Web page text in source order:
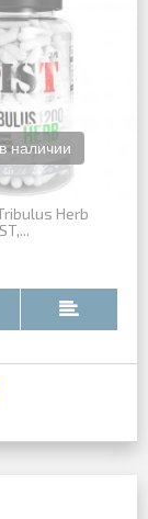
Herb